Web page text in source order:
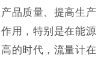
品质量、提高生产
用，特别是在能源
的时代，流量计在